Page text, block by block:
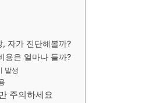
, 자가 진단해볼까?
용은 얼마나 들까?
발생
주의하세요